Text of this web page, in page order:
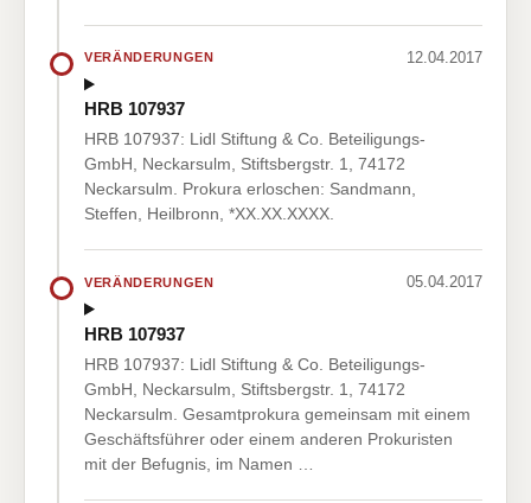
VERÄNDERUNGEN 12.04.2017
HRB 107937
HRB 107937: Lidl Stiftung & Co. Beteiligungs-
GmbH, Neckarsulm, Stiftsbergstr. 1, 74172
Neckarsulm. Prokura erloschen: Sandmann,
Steffen, Heilbronn, *XX.XX.XXXX.
VERÄNDERUNGEN 05.04.2017
HRB 107937
HRB 107937: Lidl Stiftung & Co. Beteiligungs-
GmbH, Neckarsulm, Stiftsbergstr. 1, 74172
Neckarsulm. Gesamtprokura gemeinsam mit einem
Geschäftsführer oder einem anderen Prokuristen
mit der Befugnis, im Namen …